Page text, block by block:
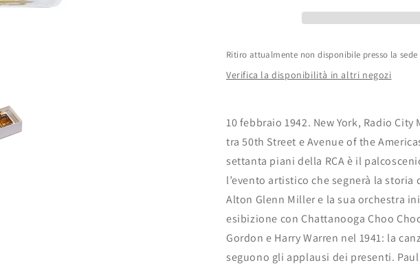
Ritiro attualmente non disponibile presso la sede
Verifica la disponibilità in altri negozi
10 febbraio 1942. New York, Radio City
tra 50th Street e Avenue of the
settanta piani della RCA è il
l’evento artistico che segnerà la storia
Alton Glenn Miller e la sua orchestra
esibizione con Chattanooga Choo
Gordon e Harry Warren nel 1941: la
seguono gli applausi dei presenti.